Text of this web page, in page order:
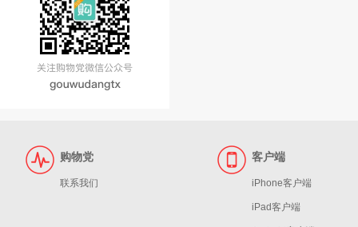
购物党
联系我们
客户端
iPhone客户端
iPad客户端